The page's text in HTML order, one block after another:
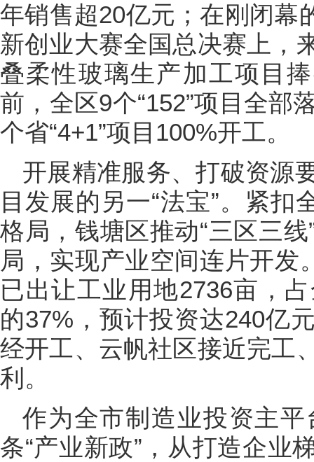
年销售超20亿元；在刚闭幕
新创业大赛全国总决赛上，
叠柔性玻璃生产加工项目
前，全区9个“152”项目全部
个省“4+1”项目100%开工。
开展精准服务、打破资源
目发展的另一“法宝”。紧扣
格局，钱塘区推动“三区三
局，实现产业空间连片开发
已出让工业用地2736亩，
的37%，预计投资达240亿
经开工、云帆社区接近完工
利。
作为全市制造业投资主
条“产业新政”，从打造企业